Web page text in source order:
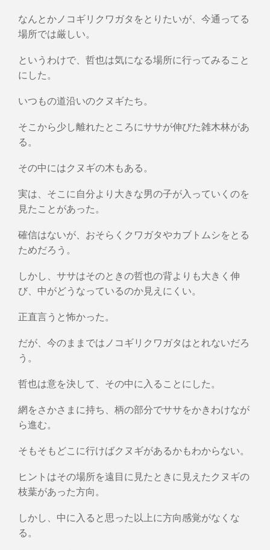
なんとかノコギリクワガタをとりたいが、今通ってる
場所では厳しい。
というわけで、哲也は気になる場所に行ってみること
にした。
いつもの道沿いのクヌギたち。
そこから少し離れたところにササが伸びた雑木林があ
る。
その中にはクヌギの木もある。
実は、そこに自分より大きな男の子が入っていくのを
見たことがあった。
確信はないが、おそらくクワガタやカブトムシをとる
ためだろう。
しかし、ササはそのときの哲也の背よりも大きく伸
び、中がどうなっているのか見えにくい。
正直言うと怖かった。
だが、今のままではノコギリクワガタはとれないだろ
う。
哲也は意を決して、その中に入ることにした。
網をさかさまに持ち、柄の部分でササをかきわけなが
ら進む。
そもそもどこに行けばクヌギがあるかもわからない。
ヒントはその場所を遠目に見たときに見えたクヌギの
枝葉があった方向。
しかし、中に入ると思った以上に方向感覚がなくな
る。